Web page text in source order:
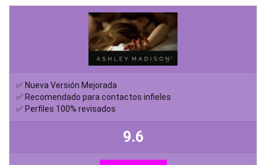
✅ Nueva Versión Mejorada
✅ Recomendado para contactos infieles
✅ Perfiles 100% revisados
9.6